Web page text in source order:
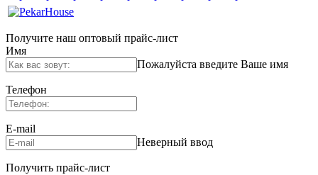
Получите наш оптовый прайс-лист
Имя
Пожалуйста введите Ваше имя
Телефон
E-mail
Неверный ввод
Получить прайс-лист